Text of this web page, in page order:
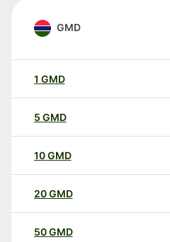
GMD
1 GMD
5 GMD
10GMD
20GMD
50GMD